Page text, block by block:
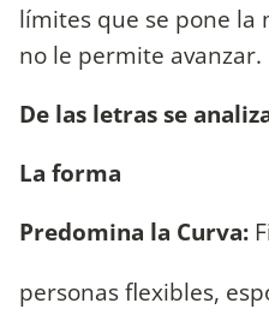
límites que se pone la
no le permite avanzar.
De las letras se
La forma
Predomina la Curva:
personas flexibles,